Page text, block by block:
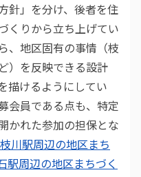
針」を分け、後者を住
くりから立ち上げてい
、地区固有の事情（枝
）を反映できる設計
描けるようにしてい
会員である点も、特定
かれた参加の担保とな
枝川駅周辺の地区まち
駅周辺の地区まちづく